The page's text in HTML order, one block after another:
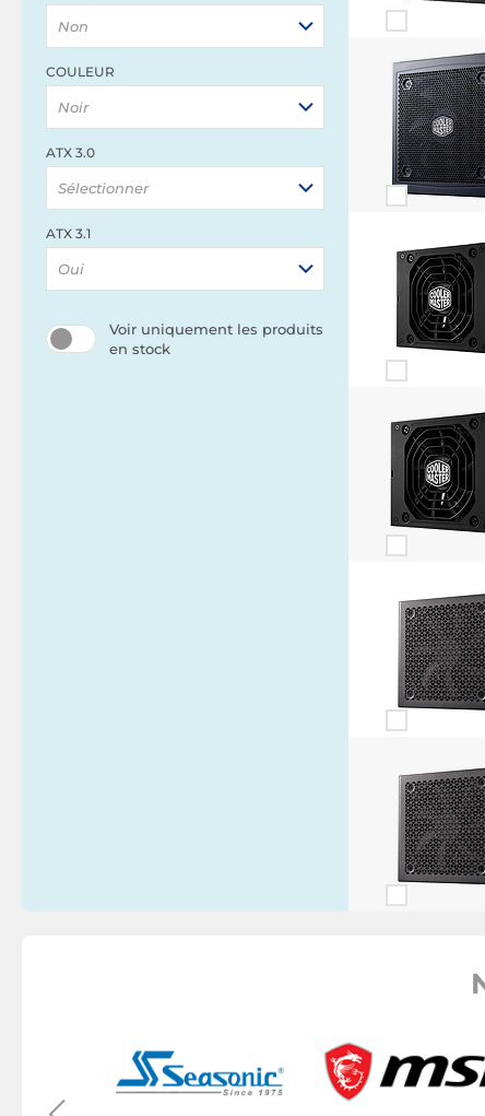
Non
COULEUR
Noir
ATX 3.0
Sélectionner
ATX 3.1
Oui
Voir uniquement les produits
en stock